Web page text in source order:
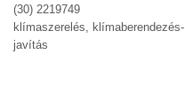
(30) 2219749
klímaszerelés, klímaberendezés-
javítás